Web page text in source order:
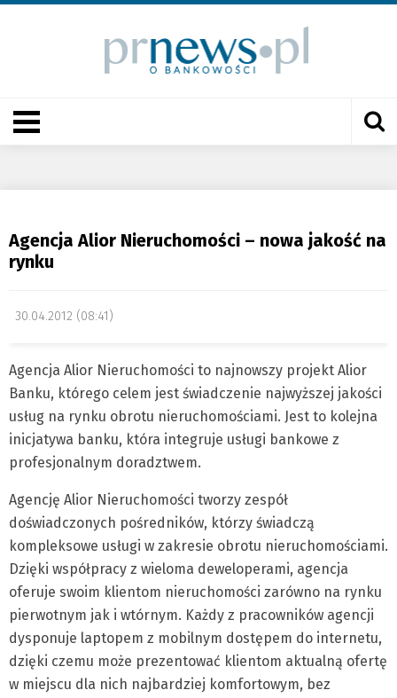
Agencja Alior Nieruchomości – nowa jakość na
rynku
30.04.2012 (08:41)
Agencja Alior Nieruchomości to najnowszy projekt Alior
Banku, którego celem jest świadczenie najwyższej jakości
usług na rynku obrotu nieruchomościami. Jest to kolejna
inicjatywa banku, która integruje usługi bankowe z
profesjonalnym doradztwem.
Agencję Alior Nieruchomości tworzy zespół
doświadczonych pośredników, którzy świadczą
kompleksowe usługi w zakresie obrotu nieruchomościami.
Dzięki współpracy z wieloma deweloperami, agencja
oferuje swoim klientom nieruchomości zarówno na rynku
pierwotnym jak i wtórnym. Każdy z pracowników agencji
dysponuje laptopem z mobilnym dostępem do internetu,
dzięki czemu może prezentować klientom aktualną ofertę
w miejscu dla nich najbardziej komfortowym, bez